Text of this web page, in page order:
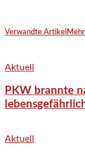
Verwandte Artikel
Aktuell
PKW brannte
Aktuell